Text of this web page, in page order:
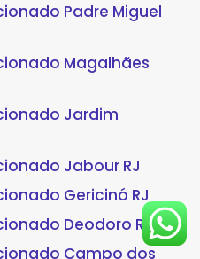
Padre Miguel
Magalhães
Jardim
Jabour RJ
Gericinó RJ
Deodoro RJ
Campo dos